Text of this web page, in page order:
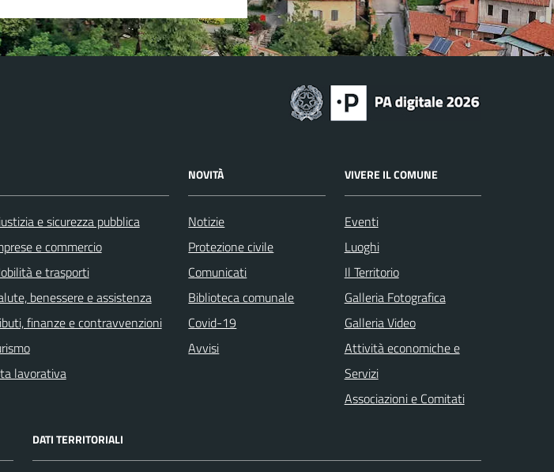
e sicurezza pubblica
e commercio
e trasporti
benessere e assistenza
finanze e contravvenzioni
lavorativa
NOVITÀ
Notizie
Protezione civile
Comunicati
Biblioteca comunale
Covid-19
Avvisi
VIVERE IL COMUNE
Eventi
Luoghi
Il Territorio
Galleria Fotografica
Galleria Video
Attività economiche e
Servizi
Associazioni e Comitati
DATI TERRITORIALI